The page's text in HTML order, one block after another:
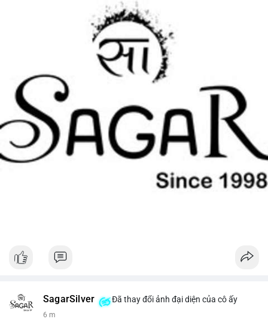
SagarSilver Đã thay đổi ảnh đại diện của cô ấy
6 m